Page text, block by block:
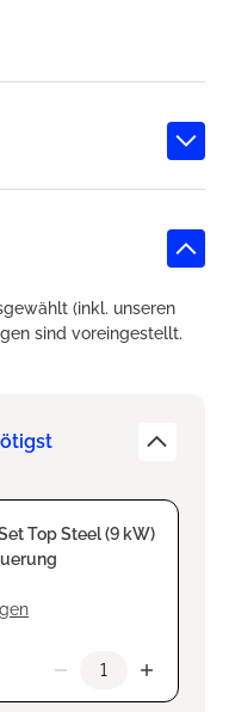
(inkl. unseren
sind voreingestellt.
Top Steel (9 kW)